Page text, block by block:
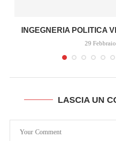
INGEGNERIA POLITICA
29
LASCIA UN